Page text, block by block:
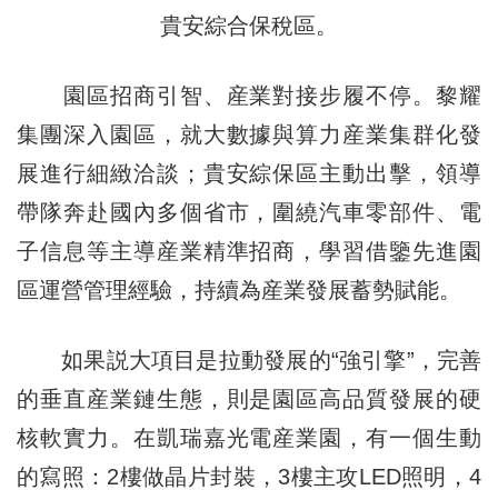
貴安綜合保稅區。
園區招商引智、産業對接步履不停。黎耀
集團深入園區，就大數據與算力産業集群化發
展進行細緻洽談；貴安綜保區主動出擊，領導
帶隊奔赴國內多個省市，圍繞汽車零部件、電
子信息等主導産業精準招商，學習借鑒先進園
區運營管理經驗，持續為産業發展蓄勢賦能。
如果説大項目是拉動發展的“強引擎”，完善
的垂直産業鏈生態，則是園區高品質發展的硬
核軟實力。在凱瑞嘉光電産業園，有一個生動
的寫照：2樓做晶片封裝，3樓主攻LED照明，4